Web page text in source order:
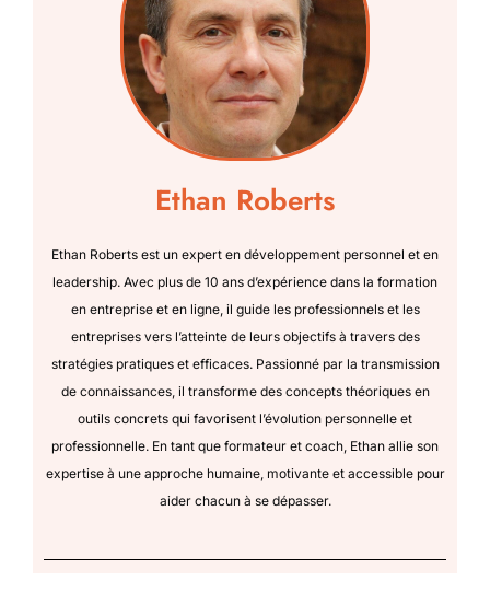
Ethan Roberts
Ethan Roberts est un expert en développement personnel et en
leadership. Avec plus de 10 ans d’expérience dans la formation
en entreprise et en ligne, il guide les professionnels et les
entreprises vers l’atteinte de leurs objectifs à travers des
stratégies pratiques et efficaces. Passionné par la transmission
de connaissances, il transforme des concepts théoriques en
outils concrets qui favorisent l’évolution personnelle et
professionnelle. En tant que formateur et coach, Ethan allie son
expertise à une approche humaine, motivante et accessible pour
aider chacun à se dépasser.